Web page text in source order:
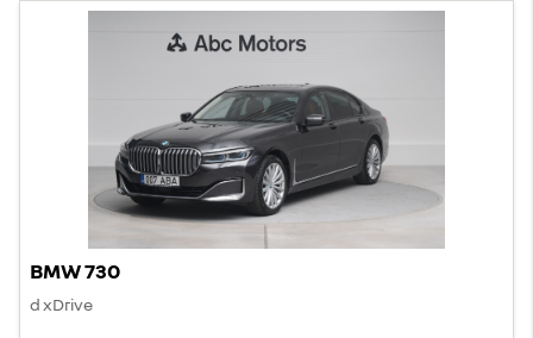
BMW 730
d xDrive